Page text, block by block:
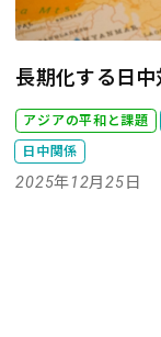
長期化する日
アジアの平和と課題
日中関係
2025年12月25日